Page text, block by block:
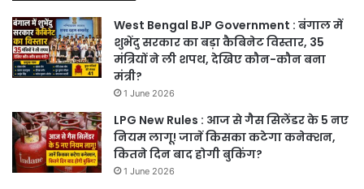
West Bengal BJP Government : बंगाल में
शुभेंदु सरकार का बड़ा कैबिनेट विस्तार, 35
मंत्रियों ने ली शपथ, देखिए कौन-कौन बना
मंत्री?
1 June 2026
LPG New Rules : आज से गैस सिलेंडर के 5 नए
नियम लागू! जानें किसका कटेगा कनेक्शन,
कितने दिन बाद होगी बुकिंग?
1 June 2026